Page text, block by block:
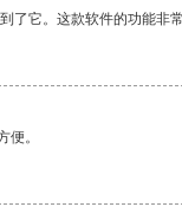
它。这款软件的功能非
便。